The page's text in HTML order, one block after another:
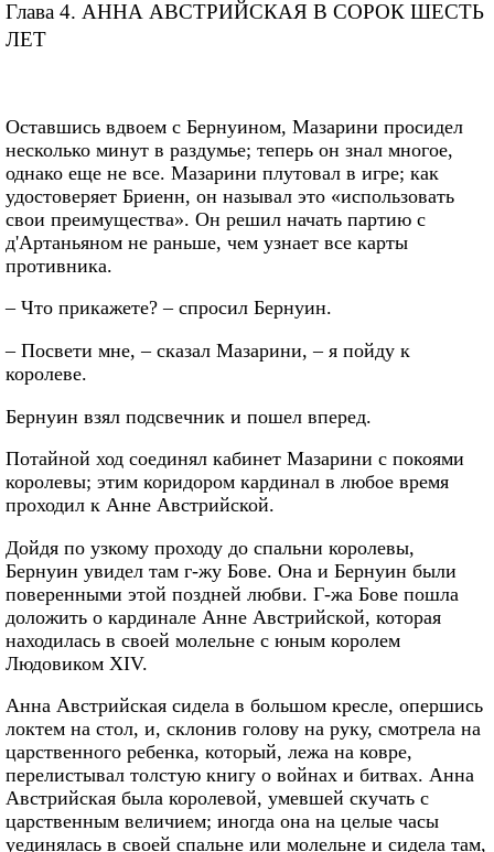
Глава 4. АННА АВСТРИЙСКАЯ В СОРОК ШЕСТЬ
ЛЕТ
Оставшись вдвоем с Бернуином, Мазарини просидел
несколько минут в раздумье; теперь он знал многое,
однако еще не все. Мазарини плутовал в игре; как
удостоверяет Бриенн, он называл это «использовать
свои преимущества». Он решил начать партию с
д'Артаньяном не раньше, чем узнает все карты
противника.
– Что прикажете? – спросил Бернуин.
– Посвети мне, – сказал Мазарини, – я пойду к
королеве.
Бернуин взял подсвечник и пошел вперед.
Потайной ход соединял кабинет Мазарини с покоями
королевы; этим коридором кардинал в любое время
проходил к Анне Австрийской.
Дойдя по узкому проходу до спальни королевы,
Бернуин увидел там г-жу Бове. Она и Бернуин были
поверенными этой поздней любви. Г-жа Бове пошла
доложить о кардинале Анне Австрийской, которая
находилась в своей молельне с юным королем
Людовиком XIV.
Анна Австрийская сидела в большом кресле, опершись
локтем на стол, и, склонив голову на руку, смотрела на
царственного ребенка, который, лежа на ковре,
перелистывал толстую книгу о войнах и битвах. Анна
Австрийская была королевой, умевшей скучать с
царственным величием; иногда она на целые часы
уединялась в своей спальне или молельне и сидела там,